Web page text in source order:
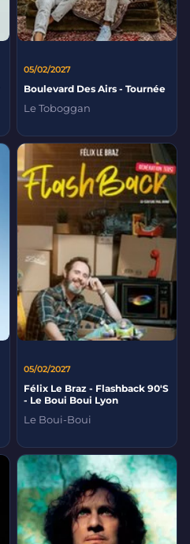
05/02/2027
Boulevard Des Airs - Tournée
Le Toboggan
05/02/2027
Félix Le Braz - Flashback 90'S
- Le Boui Boui Lyon
Le Boui-Boui